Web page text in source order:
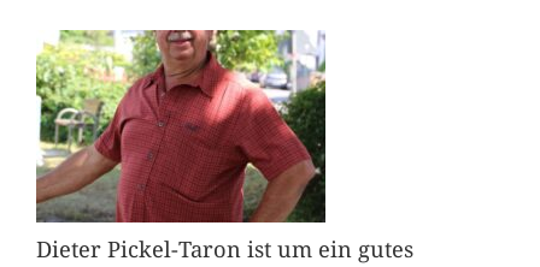
Dieter Pickel-Taron ist um ein gutes